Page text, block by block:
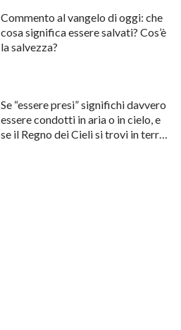
Commento al vangelo di oggi: che
cosa significa essere salvati? Cos’è
la salvezza?
Se “essere presi” significhi davvero
essere condotti in aria o in cielo, e
se il Regno dei Cieli si trovi in terra